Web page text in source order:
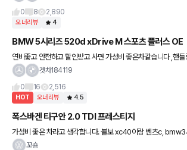
쉽
0
8 2,890
오너리뷰 4
BMW 5시리즈 520d xDrive M 스포츠 플러스 OE
연비좋고 안전하고 할인받고 사면 가성비 좋은차같습니다 ,핸들
차감은 아주만족하지만 초반가속 및 중반에서 치고나갈때는 벤
어두
겟차184119
0
16 2,516
HOT 오너리뷰 4.5
폭스바겐 티구안 2.0 TDI 프레스티지
가성비 좋은 차라고 생각합니다. 볼보 xc40이랑 벤츠c, bmw3
즈 중에 고민하다 인도 시기와 원하는 기능 모두를 고려 했을때 가
꼬숑